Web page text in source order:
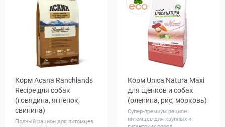
Корм Acana Ranchlands
Recipe для собак
(говядина, ягненок,
свинина)
Полный рацион для питомцев
Корм Unica Natura Maxi
для щенков и собак
(оленина, рис, морковь)
Супер-премиум рацион
питомцев для крупных и